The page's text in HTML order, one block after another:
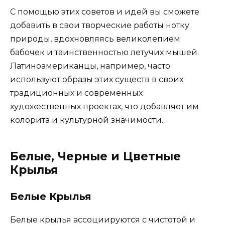
С помощью этих советов и идей вы сможете
добавить в свои творческие работы нотку
природы, вдохновляясь великолепием
бабочек и таинственностью летучих мышей.
Латиноамериканцы, например, часто
используют образы этих существ в своих
традиционных и современных
художественных проектах, что добавляет им
колорита и культурной значимости.
Белые, Черные и Цветные
Крылья
Белые Крылья
Белые крылья ассоциируются с чистотой и